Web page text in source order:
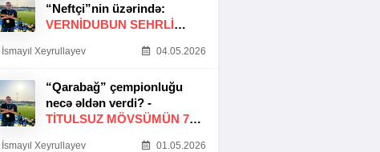
“Neftçi”nin üzərində:
VERNİDUBUN SEHRLİ
İsmayıl Xeyrullayev 04.05.2026
“Qarabağ” çempionluğu
necə əldən verdi? -
TITULSUZ MÖVSÜMÜN 7
İsmayıl Xeyrullayev 01.05.2026